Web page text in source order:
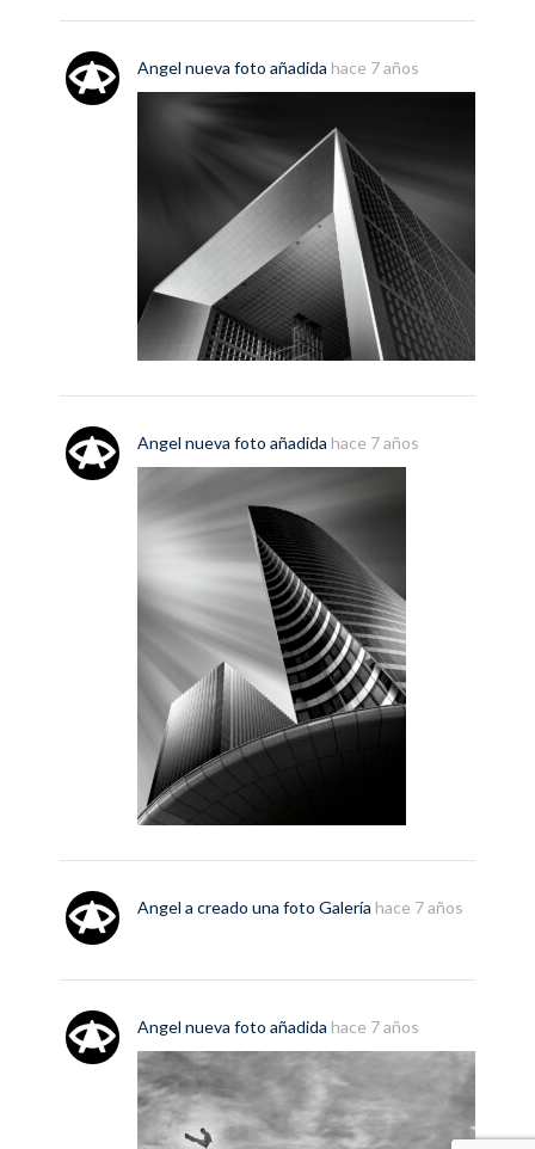
Angel nueva foto añadida hace 7 años
Angel nueva foto añadida hace 7 años
Angel a creado una foto Galería hace 7 años
Angel nueva foto añadida hace 7 años